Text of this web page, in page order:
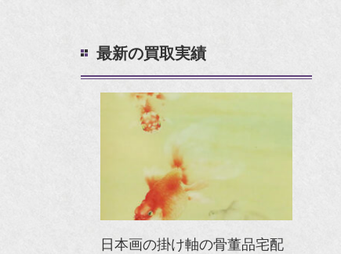
最新の買取実績
日本画の掛け軸の骨董品宅配